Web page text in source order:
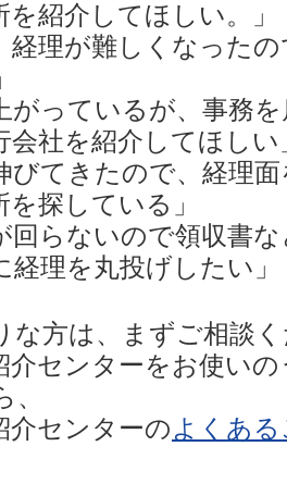
紹介してほしい。」
経理が難しくなった
がっているが、事務
会社を紹介してほしい
びてきたので、経理
探している」
回らないので領収書
経理を丸投げしたい」
な方は、まずご相談
介センターをお使い
介センターのよくあ